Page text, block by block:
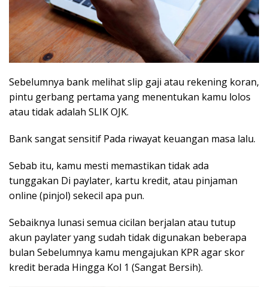
Sebelumnya bank melihat slip gaji atau rekening koran,
pintu gerbang pertama yang menentukan kamu lolos
atau tidak adalah SLIK OJK.
Bank sangat sensitif Pada riwayat keuangan masa lalu.
Sebab itu, kamu mesti memastikan tidak ada
tunggakan Di paylater, kartu kredit, atau pinjaman
online (pinjol) sekecil apa pun.
Sebaiknya lunasi semua cicilan berjalan atau tutup
akun paylater yang sudah tidak digunakan beberapa
bulan Sebelumnya kamu mengajukan KPR agar skor
kredit berada Hingga Kol 1 (Sangat Bersih).